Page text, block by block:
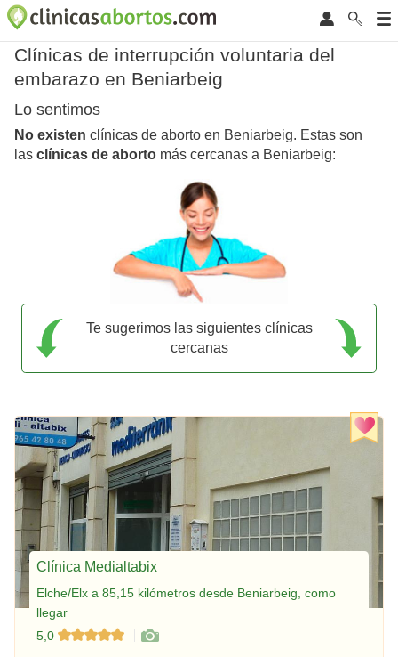
Clínicas de interrupción voluntaria del
embarazo en Beniarbeig
Lo sentimos
No existen clínicas de aborto en Beniarbeig. Estas son
las clínicas de aborto más cercanas a Beniarbeig:
Te sugerimos las siguientes clínicas
cercanas
Clínica Medialtabix
Elche/Elx a 85,15 kilómetros desde Beniarbeig, como
llegar
5,0